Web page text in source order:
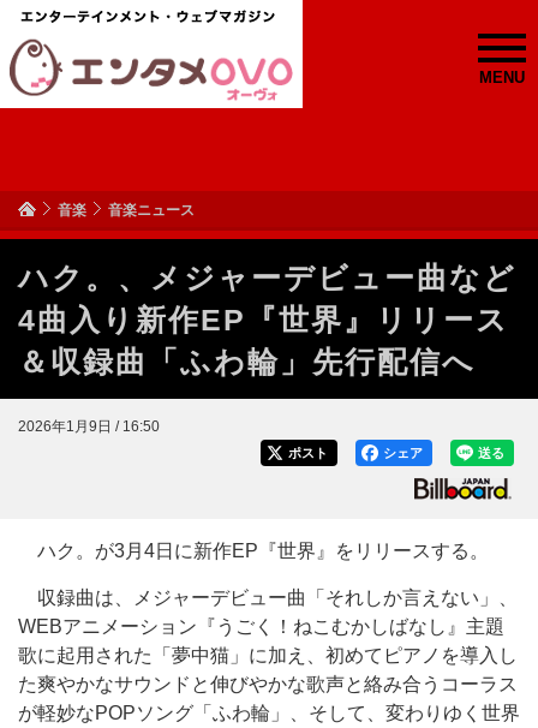
MENU
音楽 音楽ニュース
ハク。、メジャーデビュー曲など
4曲入り新作EP『世界』リリース
＆収録曲「ふわ輪」先行配信へ
2026年1月9日 / 16:50
送る
シェア
ポスト
ハク。が3月4日に新作EP『世界』をリリースする。
収録曲は、メジャーデビュー曲「それしか言えない」、
WEBアニメーション『うごく！ねこむかしばなし』主題
歌に起用された「夢中猫」に加え、初めてピアノを導入し
た爽やかなサウンドと伸びやかな歌声と絡み合うコーラス
が軽妙なPOPソング「ふわ輪」、そして、変わりゆく世界